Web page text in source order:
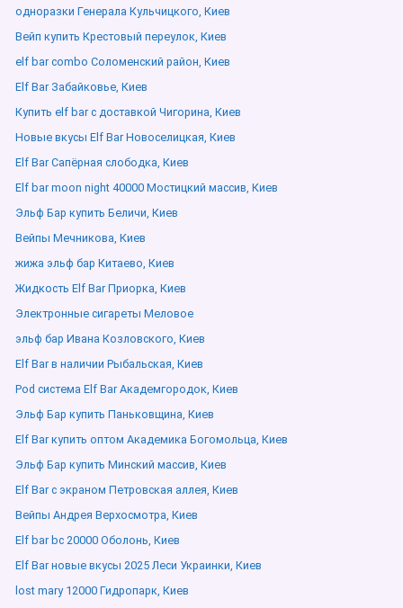
одноразки Генерала Кульчицкого, Киев
Вейп купить Крестовый переулок, Киев
elf bar combo Соломенский район, Киев
Elf Bar Забайковье, Киев
Купить elf bar с доставкой Чигорина, Киев
Новые вкусы Elf Bar Новоселицкая, Киев
Elf Bar Сапёрная слободка, Киев
Elf bar moon night 40000 Мостицкий массив, Киев
Эльф Бар купить Беличи, Киев
Вейпы Мечникова, Киев
жижа эльф бар Китаево, Киев
Жидкость Elf Bar Приорка, Киев
Электронные сигареты Меловое
эльф бар Ивана Козловского, Киев
Elf Bar в наличии Рыбальская, Киев
Pod система Elf Bar Академгородок, Киев
Эльф Бар купить Паньковщина, Киев
Elf Bar купить оптом Академика Богомольца, Киев
Эльф Бар купить Минский массив, Киев
Elf Bar с экраном Петровская аллея, Киев
Вейпы Андрея Верхосмотра, Киев
Elf bar bc 20000 Оболонь, Киев
Elf Bar новые вкусы 2025 Леси Украинки, Киев
lost mary 12000 Гидропарк, Киев